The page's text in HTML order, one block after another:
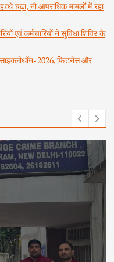
चढ़ा, नौ आपराधिक मामलों में रहा
एवं कर्मचारियों ने सुविधा शिविर के
साइक्लोथॉन-2026, फिटनेस और